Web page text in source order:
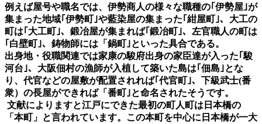
例えば屋号や職名では、伊勢商人の様々な職種の｢伊勢屋｣が
集まった地域｢伊勢町｣や藍染屋の集まった｢紺屋町｣、大工の
町は｢大工町｣、鍛冶屋が集まれば｢鍛冶町｣、左官職人の町は
｢白壁町｣、鋳物師には「鍋町｣といった具合である。
出身地・役職関連では家康の駿府出身の家臣達が入った｢駿
河台｣、大阪佃村の漁師が入植して築いた島は｢佃島｣とな
り、代官などの屋敷が配置されれば｢代官町｣、下級武士(番
衆）の長屋ができれば「番町｣と命名されたそうです。
文献によりますと江戸にできた最初の町人町は日本橋の
「本町」と言われています。この本町を中心に日本橋が一大